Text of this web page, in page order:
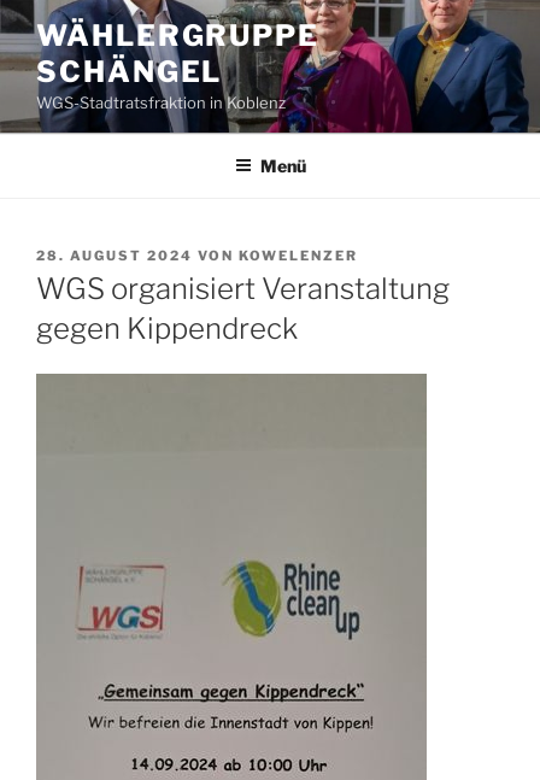
Zum
Inhalt
springen
WÄHLERGRUPPE
SCHÄNGEL
WGS-Stadtratsfraktion in Koblenz
Menü
VERÖFFENTLICHT
AM
28. AUGUST 2024 VON KOWELENZER
WGS organisiert Veranstaltung
gegen Kippendreck